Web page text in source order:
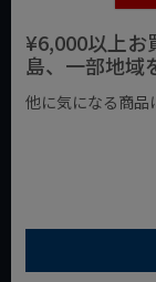
¥6,000以上お
島、一部地域
他に気になる商品